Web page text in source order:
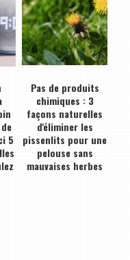
5
Pas de produits
chimiques : 3
façons naturelles
d'éliminer les
pissenlits pour une
pelouse sans
mauvaises herbes